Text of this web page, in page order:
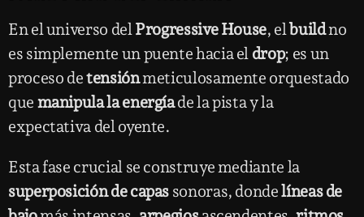
En el universo delProgressive House, elbuildno
es simplemente un puente hacia el drop; es un
proceso detensiónmeticulosamente orquestado
que manipula la energíade la pista y la
expectativa del oyente.
Esta fase crucial se construye mediante la
superposición de capas sonoras, dondelíneas de